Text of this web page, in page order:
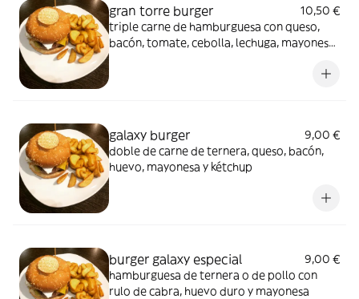
gran torre burger
10,50 €
triple carne de hamburguesa con queso,
bacón, tomate, cebolla, lechuga, mayonesa
galaxy burger
9,00 €
doble de carne de ternera, queso, bacón,
huevo, mayonesa y kétchup
burger galaxy especial
9,00 €
hamburguesa de ternera o de pollo con
rulo de cabra, huevo duro y mayonesa